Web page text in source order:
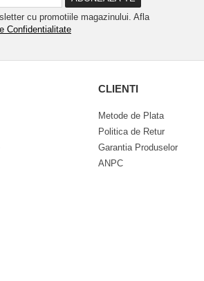
cu promotiile magazinului. Afla
Confidentialitate
CLIENTI
Metode de Plata
Politica de Retur
Garantia Produselor
ANPC